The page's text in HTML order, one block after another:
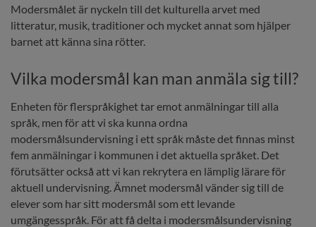
Modersmålet är nyckeln till det kulturella arvet med
litteratur, musik, traditioner och mycket annat som hjälper
barnet att känna sina rötter.
Vilka modersmål kan man anmäla sig till?
Enheten för flerspråkighet tar emot anmälningar till alla
språk, men för att vi ska kunna ordna
modersmålsundervisning i ett språk måste det finnas minst
fem anmälningar i kommunen i det aktuella språket. Det
förutsätter också att vi kan rekrytera en lämplig lärare för
aktuell undervisning. Ämnet modersmål vänder sig till de
elever som har sitt modersmål som ett levande
umgängesspråk. För att få delta i modersmålsundervisning